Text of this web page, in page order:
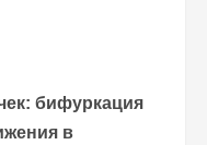
бифуркация
в